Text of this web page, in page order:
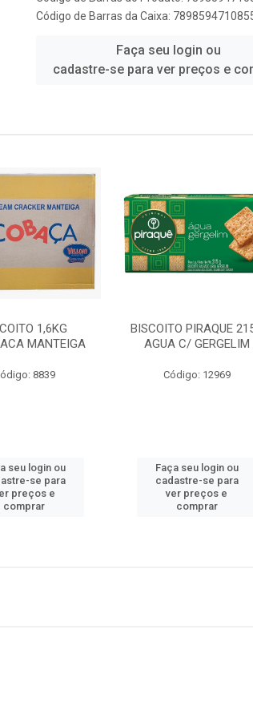
Código de Barras da Caixa:
Faça seu login ou
cadastre-se para ver preços e
1,6KG
MANTEIGA
8839
seu login ou
se para
preços e
comprar
BISCOITO PIRAQUE
AGUA C/ GERGELIM
Código: 12969
Faça seu login ou
cadastre-se para
ver preços e
comprar